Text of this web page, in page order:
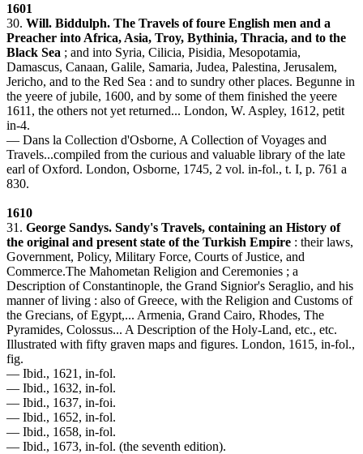
1601
30. Will. Biddulph. The Travels of foure English men and a
Preacher into Africa, Asia, Troy, Bythinia, Thracia, and to the
Black Sea ; and into Syria, Cilicia, Pisidia, Mesopotamia,
Damascus, Canaan, Galile, Samaria, Judea, Palestina, Jerusalem,
Jericho, and to the Red Sea : and to sundry other places. Begunne in
the yeere of jubile, 1600, and by some of them finished the yeere
1611, the others not yet returned... London, W. Aspley, 1612, petit
in-4.
— Dans la Collection d'Osborne, A Collection of Voyages and
Travels...compiled from the curious and valuable library of the late
earl of Oxford. London, Osborne, 1745, 2 vol. in-fol., t. I, p. 761 a
830.
1610
31. George Sandys. Sandy's Travels, containing an History of
the original and present state of the Turkish Empire : their laws,
Government, Policy, Military Force, Courts of Justice, and
Commerce.The Mahometan Religion and Ceremonies ; a
Description of Constantinople, the Grand Signior's Seraglio, and his
manner of living : also of Greece, with the Religion and Customs of
the Grecians, of Egypt,... Armenia, Grand Cairo, Rhodes, The
Pyramides, Colossus... A Description of the Holy-Land, etc., etc.
Illustrated with fifty graven maps and figures. London, 1615, in-fol.,
fig.
— Ibid., 1621, in-fol.
— Ibid., 1632, in-fol.
— Ibid., 1637, in-foi.
— Ibid., 1652, in-fol.
— Ibid., 1658, in-fol.
— Ibid., 1673, in-fol. (the seventh edition).